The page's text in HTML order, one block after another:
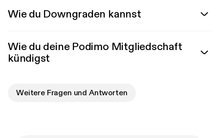
Wie du Downgraden kannst
Wie du deine Podimo Mitgliedschaft
kündigst
Weitere Fragen und Antworten